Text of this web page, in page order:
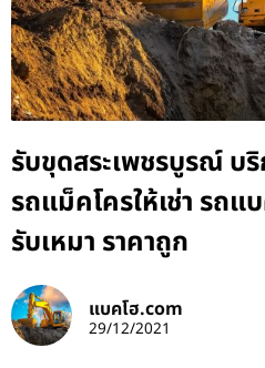
รับขุดสระเพชรบูรณ์ บริ
รถแม็คโครให้เช่า รถแ
รับเหมา ราคาถูก
แบคโฮ.com
29/12/2021